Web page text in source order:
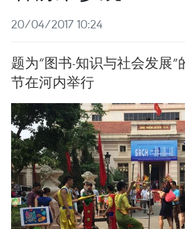
20/04/2017 10:24
题为“图书-知识与社会发展”
节在河内举行